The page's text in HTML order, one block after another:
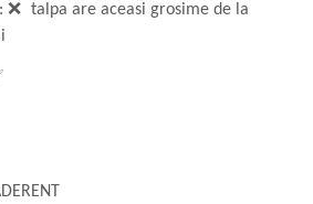
❌ talpa are aceasi grosime de la